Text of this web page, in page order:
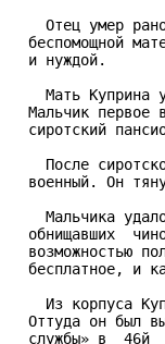
Отец умер
беспомощной
  и нуждой.
Мать Куприна
Мальчик первое
сиротский
После
военный. Он
Мальчика
обнищавших
возможностью
бесплатное, и
Из корпуса
Оттуда он был
службы» в  46й